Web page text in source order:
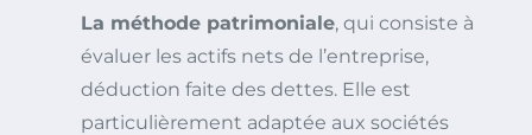
La méthode patrimoniale, qui consiste à
évaluer les actifs nets de l’entreprise,
déduction faite des dettes. Elle est
particulièrement adaptée aux sociétés